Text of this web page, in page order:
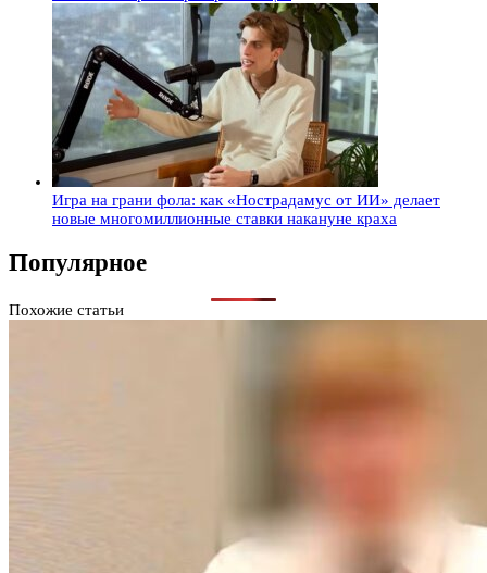
Игра на грани фола: как «Нострадамус от ИИ» делает
новые многомиллионные ставки накануне краха
Популярное
Похожие статьи